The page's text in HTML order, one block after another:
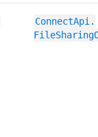
ConnectApi.​